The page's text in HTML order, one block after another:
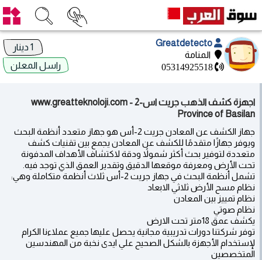
المنامة
05314925518
راسل المعلن
اجهزة كشف الذهب جريت اس-2 www.greatteknoloji.com -
Province of Basilan
جهاز الكشف عن المعادن جريت 2-أس هو جهاز متعدد أنظمة البحث
ويوفر جهازًا متقدمًا للكشف عن المعادن يجمع بين تقنيات كشف
متعددة لتوفير بحث أكثر شمولاً ودقة لاكتشاف الأهداف المدفونة
تحت الأرض ومعرفة موقعها الدقيق وتقدير العمق الذي توجد فيه.
تشمل أنظمة البحث في جهاز جريت 2-أس ثلاث أنظمة متكاملة وهي:
نظام مسح الأرض ثلاثي الابعاد
نظام تمييز بين المعادن
نظام صوتي
يكشف عمق 18متر تحت الارض
توفر شركتنا دورات تدريبية مجانية يحصل عليها جميع عملاءنا الكرام
لإستخدام الأجهزة بالشكل الصحيح علي ايدى نخبة من المهندسين
المتخصصين